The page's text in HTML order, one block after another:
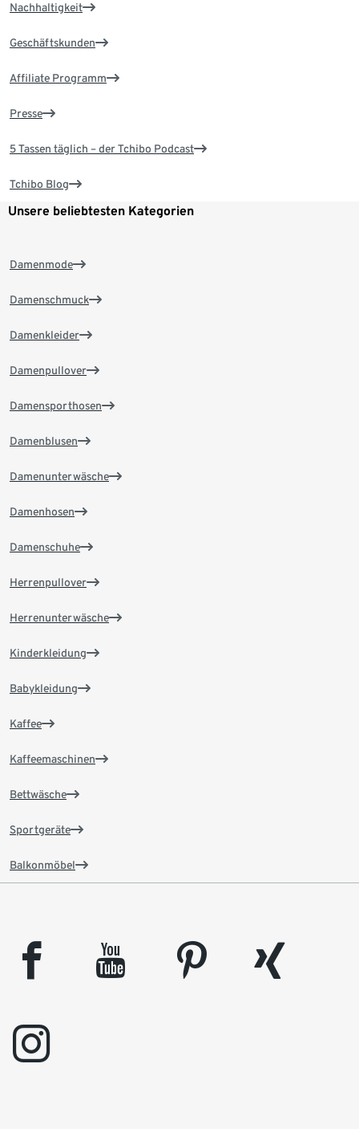
Nachhaltigkeit
Geschäftskunden
Affiliate Programm
Presse
5 Tassen täglich – der Tchibo Podcast
Tchibo Blog
Unsere beliebtesten Kategorien
Damenmode
Damenschmuck
Damenkleider
Damenpullover
Damensporthosen
Damenblusen
Damenunterwäsche
Damenhosen
Damenschuhe
Herrenpullover
Herrenunterwäsche
Kinderkleidung
Babykleidung
Kaffee
Kaffeemaschinen
Bettwäsche
Sportgeräte
Balkonmöbel
facebook youtube pinterest
xing
instagram